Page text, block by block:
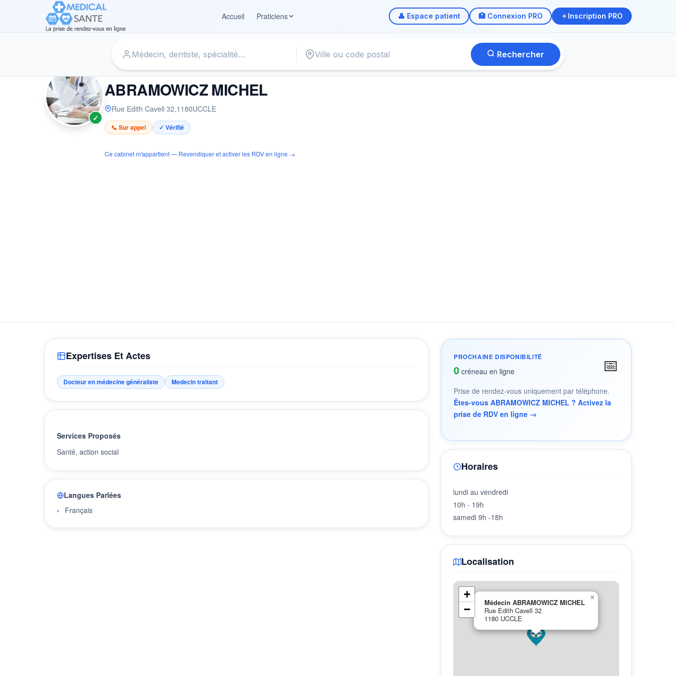
Accueil
Praticiens 👤 Espace patient 🏥 Connexion PRO Inscription PRO
Rechercher
✓
MÉDECIN
ABRAMOWICZ MICHEL
Rue Edith Cavell 32,1180UCCLE
📞 Sur appel ✓ Vérifié
Ce cabinet m'appartient — Revendiquer et activer les RDV en ligne →
Expertises Et Actes
Docteur en médecine généraliste Medecin traitant
Services Proposés
Santé, action social
Langues Parlées
Français
PROCHAINE DISPONIBILITÉ
0 créneau en ligne 📅
Prise de rendez-vous uniquement par téléphone.
Êtes-vous ABRAMOWICZ MICHEL ? Activez la
prise de RDV en ligne →
Horaires
lundi au vendredi
10h - 19h
samedi 9h -18h
Localisation
Médecin ABRAMOWICZ MICHEL
Rue Edith Cavell 32
1180 UCCLE
×
+
−